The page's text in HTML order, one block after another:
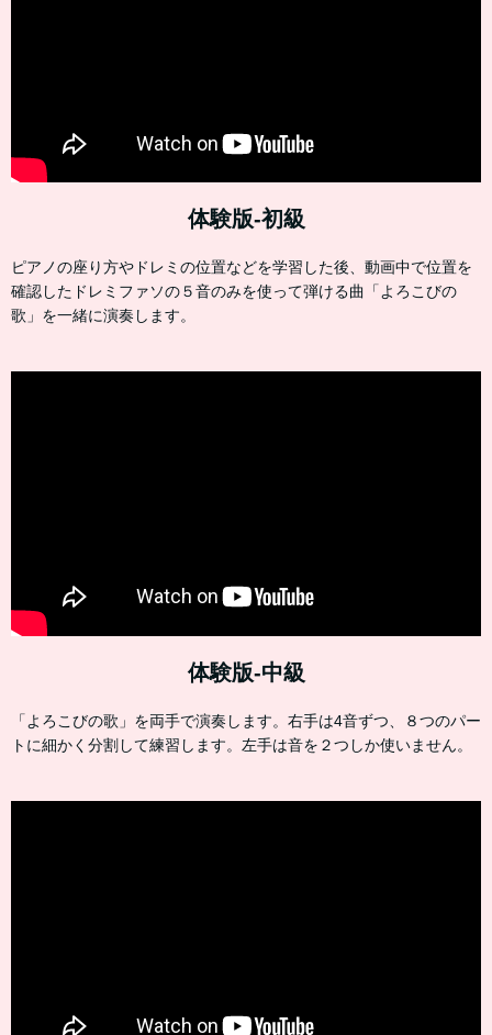
体験版-初級
ピアノの座り方やドレミの位置などを学習した後、動画中で位置を
確認したドレミファソの５音のみを使って弾ける曲「よろこびの
歌」を一緒に演奏します。
体験版-中級
「よろこびの歌」を両手で演奏します。右手は4音ずつ、８つのパー
トに細かく分割して練習します。左手は音を２つしか使いません。